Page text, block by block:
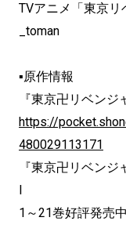
TVアニメ「東京
_toman
▪原作情報
『東京卍リベンジ
https://
480029113171
『東京卍リベン
l
1～21巻好評発売中